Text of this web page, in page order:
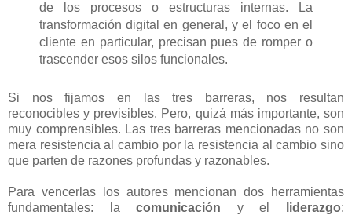
de los procesos o estructuras internas. La
transformación digital en general, y el foco en el
cliente en particular, precisan pues de romper o
trascender esos silos funcionales.
Si nos fijamos en las tres barreras, nos resultan
reconocibles y previsibles. Pero, quizá más importante, son
muy comprensibles. Las tres barreras mencionadas no son
mera resistencia al cambio por la resistencia al cambio sino
que parten de razones profundas y razonables.
Para vencerlas los autores mencionan dos herramientas
fundamentales: lacomunicación y el liderazgo: